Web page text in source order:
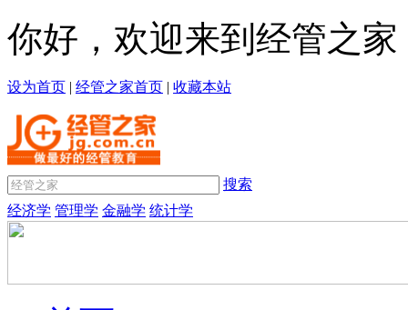
你好，欢迎来到经管之家
设为首页 | 经管之家首页 | 收藏本站
搜索
经济学 管理学 金融学 统计学